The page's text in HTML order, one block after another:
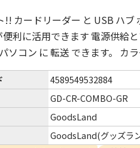
!! カードリーダー と USB ハ
利に活用できます 電源供給
ソコン に 転送 できます。 カ
4589549532884
GD-CR-COMBO-GR
GoodsLand
GoodsLand(グッズラ